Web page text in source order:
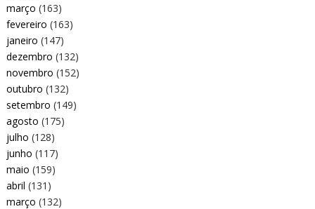
março (163)
fevereiro (163)
janeiro (147)
dezembro (132)
novembro (152)
outubro (132)
setembro (149)
agosto (175)
julho (128)
junho (117)
maio (159)
abril (131)
março (132)